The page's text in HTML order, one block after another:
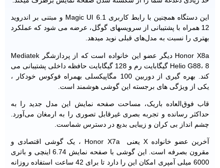
این دستگاه همچنین با رابط کاربری Magic UI 6.1 و مبتنی بر اندروید
12 همراه با پشتیبانی از سرویسهای گوگل، عرضه می شود که عملکرد
بهتری را نسبت به مدل‌های قبلی نوید میدهد.
Honor X8a دیگر عضو این خانواده است که از پردازشگر Mediatek
Helio G88، 8 گیگابایت رم و 128 گیگابایت حافظه داخلی پشتیبانی می
کند. بهره گیری از دوربین 100 مگاپیکسلی بهمراه فوکوس خودکار ،
یکی از ویژگی های برجسته این گوشی هوشمند است.
قاب فوق‌العاده باریک، مساحت صفحه نمایش این مدل جدید را به
حداکثر رسانده و تجربه بصری غیرقابل تصوری را به ارمغان می‌آورد.
چشم انداز بی کران و زیبایی بدیع در دسترس شماست.
آخرین عضو خانواده X یعنی Honor X7a ، یک گوشی اقتصادی و
مقرون بصرفه است. این گوشی با صفحه نمایش 6.74 اینچی و باتری
6000 میلی آمپری امکان این را دارد تا برای 42 ساعت استفاده روزانه